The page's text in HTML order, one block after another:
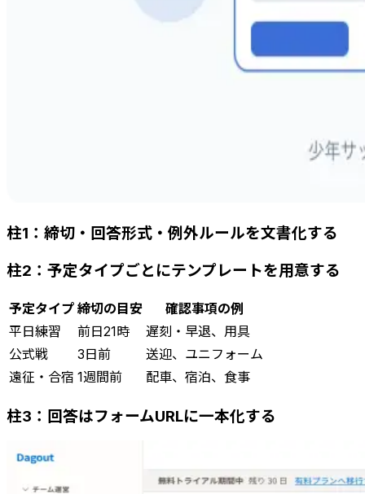
柱1：締切・回答形式・例外ルールを文書化する
柱2：予定タイプごとにテンプレートを用意する
予定タイプ 締切の目安
確認事項の例
平日練習
前日21時
遅刻・早退、用具
公式戦
3日前
送迎、ユニフォーム
遠征・合宿 1週間前 配車、宿泊、食事
柱3：回答はフォームURLに一本化する